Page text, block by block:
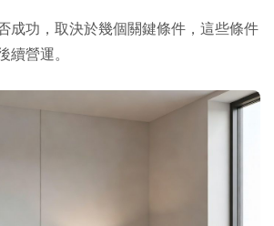
成功，取決於幾個關鍵條件，這些條件
營運。